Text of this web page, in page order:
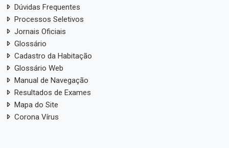
Dúvidas Frequentes
Processos Seletivos
Jornais Oficiais
Glossário
Cadastro da Habitação
Glossário Web
Manual de Navegação
Resultados de Exames
Mapa do Site
Corona Vírus